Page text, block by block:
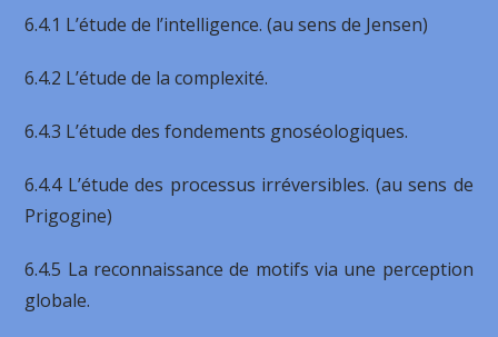
6.4.1 L’étude de l’intelligence. (au sens de Jensen)
6.4.2 L’étude de la complexité.
6.4.3 L’étude des fondements gnoséologiques.
6.4.4 L’étude des processus irréversibles. (au sens de
Prigogine)
6.4.5 La reconnaissance de motifs via une perception
globale.